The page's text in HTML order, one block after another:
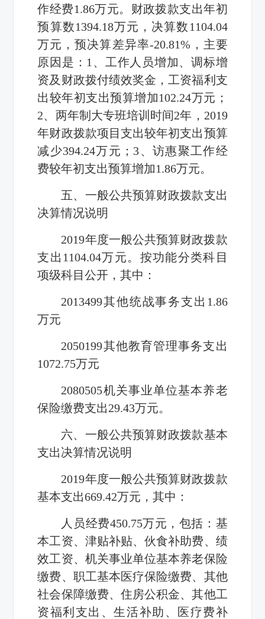
作经费1.86万元。财政拨款支出年初
预算数1394.18万元，决算数1104.04
万元，预决算差异率-20.81%，主要
原因是：1、工作人员增加、调标增
资及财政拨付绩效奖金，工资福利支
出较年初支出预算增加102.24万元；
2、两年制大专班培训时间2年，2019
年财政拨款项目支出较年初支出预算
减少394.24万元；3、访惠聚工作经
费较年初支出预算增加1.86万元。
五、一般公共预算财政拨款支出
决算情况说明
2019年度一般公共预算财政拨款
支出1104.04万元。按功能分类科目
项级科目公开，其中：
2013499其他统战事务支出1.86
万元
2050199其他教育管理事务支出
1072.75万元
2080505机关事业单位基本养老
保险缴费支出29.43万元。
六、一般公共预算财政拨款基本
支出决算情况说明
2019年度一般公共预算财政拨款
基本支出669.42万元，其中：
人员经费450.75万元，包括：基
本工资、津贴补贴、伙食补助费、绩
效工资、机关事业单位基本养老保险
缴费、职工基本医疗保险缴费、其他
社会保障缴费、住房公积金、其他工
资福利支出、生活补助、医疗费补